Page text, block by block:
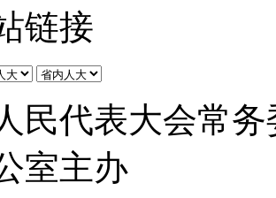
链接
民代表大会常
室主办